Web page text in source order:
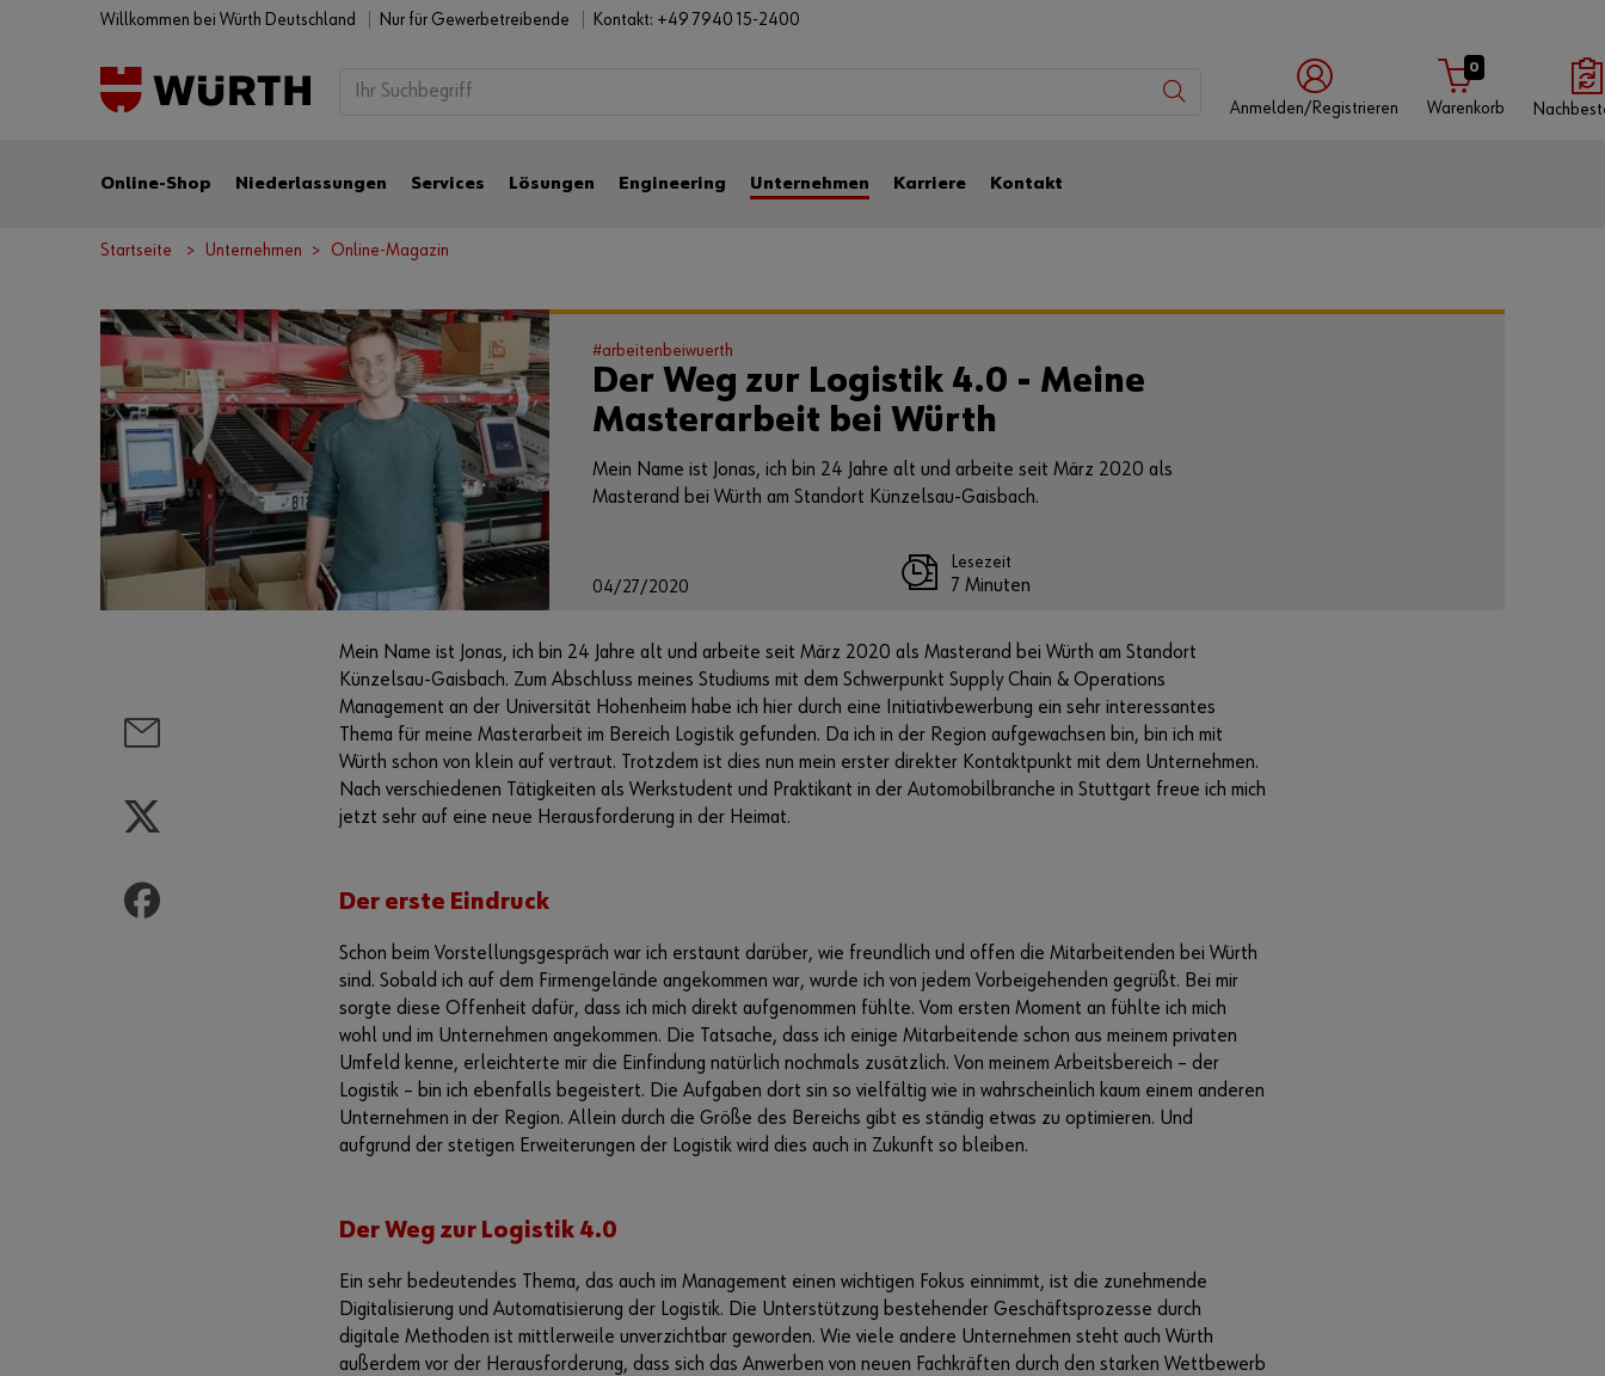
Willkommen bei Würth Deutschland Nur für Gewerbetreibende Kontakt: +49 7940 15-2400
Anmelden/Registrieren
sich im
0
Warenkorb
Online-Shop Niederlassungen Services Lösungen Engineering Unternehmen Karriere Kontakt
Startseite Unternehmen Online-Magazin
#arbeitenbeiwuerth
Der Weg zur Logistik 4.0 - Meine
Masterarbeit bei Würth
Mein Name ist Jonas, ich bin 24 Jahre alt und arbeite seit März 2020 als
Masterand bei Würth am Standort Künzelsau-Gaisbach.
04/27/2020
Lesezeit
7 Minuten
Mein Name ist Jonas, ich bin 24 Jahre alt und arbeite seit März 2020 als Masterand bei Würth am Standort
Künzelsau-Gaisbach. Zum Abschluss meines Studiums mit dem Schwerpunkt Supply Chain & Operations
Management an der Universität Hohenheim habe ich hier durch eine Initiativbewerbung ein sehr interessantes
Thema für meine Masterarbeit im Bereich Logistik gefunden. Da ich in der Region aufgewachsen bin, bin ich mit
Würth schon von klein auf vertraut. Trotzdem ist dies nun mein erster direkter Kontaktpunkt mit dem Unternehmen.
Nach verschiedenen Tätigkeiten als Werkstudent und Praktikant in der Automobilbranche in Stuttgart freue ich mich
jetzt sehr auf eine neue Herausforderung in der Heimat.
Der erste Eindruck
Schon beim Vorstellungsgespräch war ich erstaunt darüber, wie freundlich und offen die Mitarbeitenden bei Würth
sind. Sobald ich auf dem Firmengelände angekommen war, wurde ich von jedem Vorbeigehenden gegrüßt. Bei mir
sorgte diese Offenheit dafür, dass ich mich direkt aufgenommen fühlte. Vom ersten Moment an fühlte ich mich
wohl und im Unternehmen angekommen. Die Tatsache, dass ich einige Mitarbeitende schon aus meinem privaten
Umfeld kenne, erleichterte mir die Einfindung natürlich nochmals zusätzlich. Von meinem Arbeitsbereich – der
Logistik – bin ich ebenfalls begeistert. Die Aufgaben dort sin so vielfältig wie in wahrscheinlich kaum einem anderen
Unternehmen in der Region. Allein durch die Größe des Bereichs gibt es ständig etwas zu optimieren. Und
aufgrund der stetigen Erweiterungen der Logistik wird dies auch in Zukunft so bleiben.
Der Weg zur Logistik 4.0
Ein sehr bedeutendes Thema, das auch im Management einen wichtigen Fokus einnimmt, ist die zunehmende
Digitalisierung und Automatisierung der Logistik. Die Unterstützung bestehender Geschäftsprozesse durch
digitale Methoden ist mittlerweile unverzichtbar geworden. Wie viele andere Unternehmen steht auch Würth
außerdem vor der Herausforderung, dass sich das Anwerben von neuen Fachkräften durch den starken Wettbewerb